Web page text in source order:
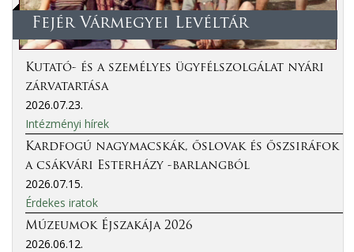
Fejér Vármegyei Levéltár
Kutató- és a személyes ügyfélszolgálat nyári
zárvatartása
2026.07.23.
Intézményi hírek
Kardfogú nagymacskák, őslovak és őszsiráfok
a csákvári Esterházy -barlangból
2026.07.15.
Érdekes iratok
Múzeumok Éjszakája 2026
2026.06.12.